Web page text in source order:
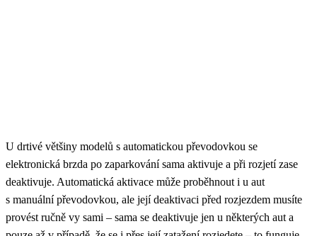
U drtivé většiny modelů s automatickou převodovkou se
elektronická brzda po zaparkování sama aktivuje a při rozjetí zase
deaktivuje. Automatická aktivace může proběhnout i u aut
s manuální převodovkou, ale její deaktivaci před rozjezdem musíte
provést ručně vy sami – sama se deaktivuje jen u některých aut a